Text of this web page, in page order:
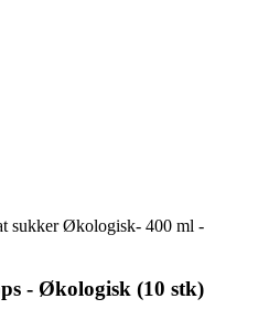
sukker Økologisk- 400 ml -
- Økologisk (10 stk)